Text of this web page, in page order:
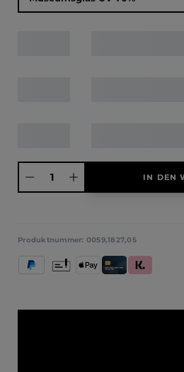
Produkt Anzahl: Gib den gewünschten
IN DEN
Produktnummer: 0059,1827,05
PayPal Apple PayKredit- und
Klarna
Vorkasse